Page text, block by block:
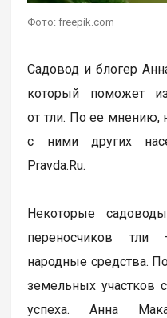
Фото: freepik.com
Садовод и блогер
который поможет
от тли. По ее мнению,
с ними других
Pravda.Ru.
Некоторые
переносчиков
народные средства.
земельных участков
успеха. Анна